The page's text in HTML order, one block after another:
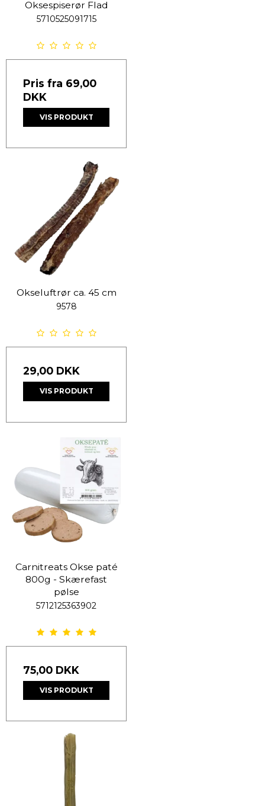
Oksespiserør Flad
5710525091715
Pris fra 69,00
DKK
VIS PRODUKT
Okseluftrør ca. 45 cm
9578
29,00 DKK
VIS PRODUKT
Carnitreats Okse paté
800g - Skærefast
pølse
5712125363902
75,00 DKK
VIS PRODUKT